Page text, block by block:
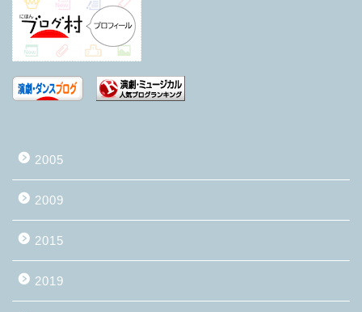
2005
2009
2015
2019